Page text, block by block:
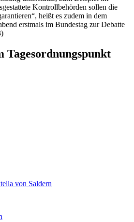
Kontrollbehörden sollen die
heißt es zudem in dem
erstmals im Bundestag zur Debatte
Tagesordnungspunkt
von Saldern